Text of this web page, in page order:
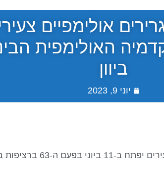
אולימפיים
האולימפית
ביוון
יוני 9, 2023
הכנס השנתי לשגרירים אולימפיים צעירים